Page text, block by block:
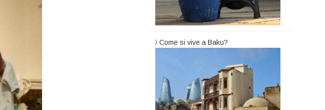
Come si vive a Baku?